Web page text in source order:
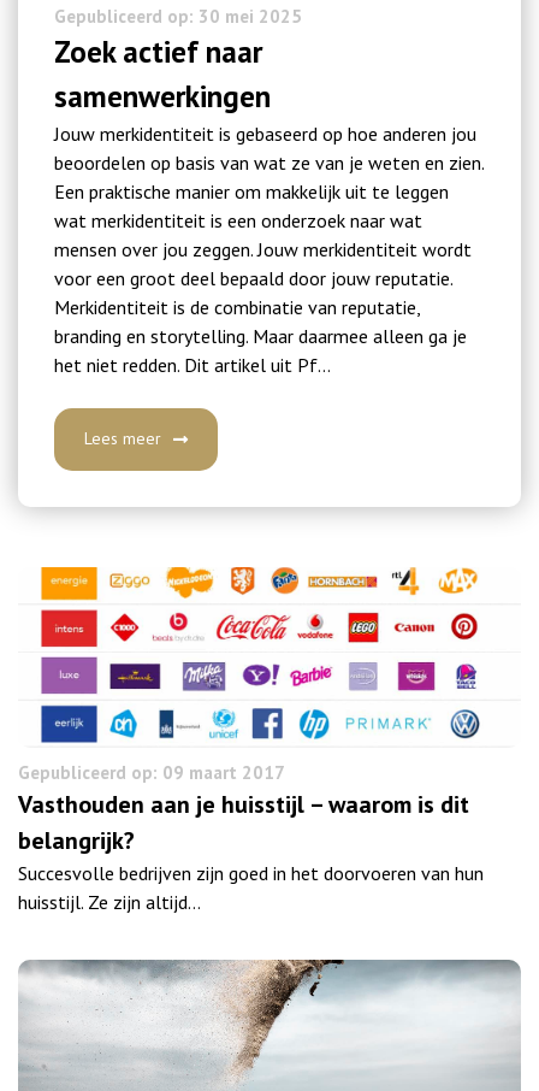
Gepubliceerd op: 30 mei 2025
Zoek actief naar
samenwerkingen
Jouw merkidentiteit is gebaseerd op hoe anderen jou
beoordelen op basis van wat ze van je weten en zien.
Een praktische manier om makkelijk uit te leggen
wat merkidentiteit is een onderzoek naar wat
mensen over jou zeggen. Jouw merkidentiteit wordt
voor een groot deel bepaald door jouw reputatie.
Merkidentiteit is de combinatie van reputatie,
branding en storytelling. Maar daarmee alleen ga je
het niet redden. Dit artikel uit Pf…
Lees meer
Gepubliceerd op: 09 maart 2017
Vasthouden aan je huisstijl – waarom is dit
belangrijk?
Succesvolle bedrijven zijn goed in het doorvoeren van hun
huisstijl. Ze zijn altijd…